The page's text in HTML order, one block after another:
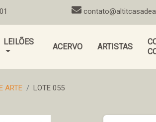
LEILÕES
ACERVO ARTISTAS
ARTE LOTE 055